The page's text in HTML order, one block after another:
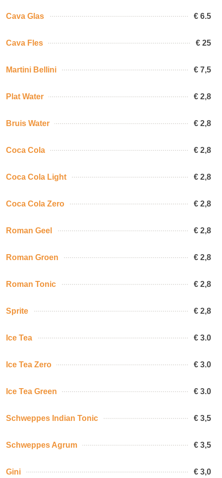
Cava Glas € 6.5
Cava Fles € 25
Martini Bellini € 7,5
Plat Water € 2,8
Bruis Water € 2,8
Coca Cola € 2,8
Coca Cola Light € 2,8
Coca Cola Zero € 2,8
Roman Geel € 2,8
Roman Groen € 2,8
Roman Tonic € 2,8
Sprite € 2,8
Ice Tea € 3.0
Ice Tea Zero € 3.0
Ice Tea Green € 3.0
Schweppes Indian Tonic € 3,5
Schweppes Agrum € 3,5
Gini € 3,0